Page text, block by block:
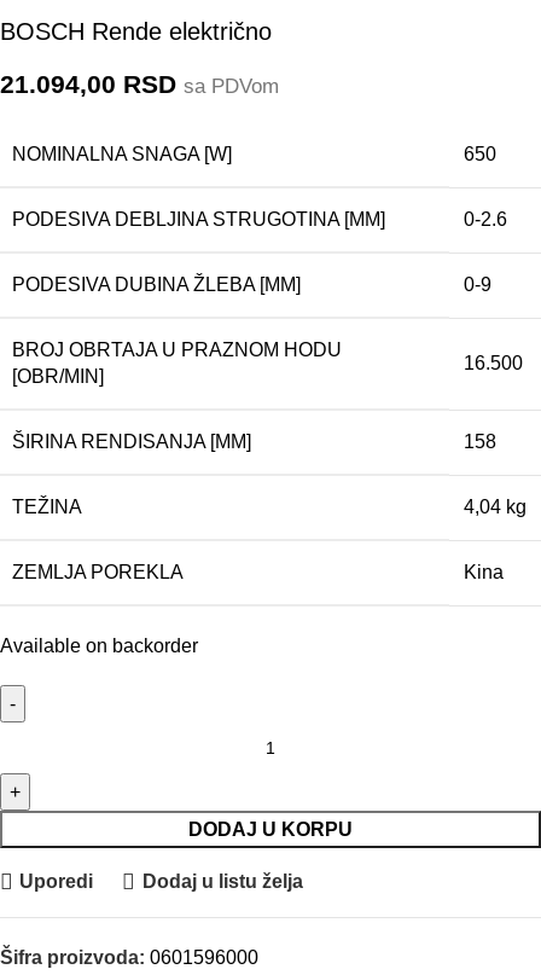
BOSCH Rende električno
21.094,00 RSD sa PDVom
NOMINALNA SNAGA [W] 650
PODESIVA DEBLJINA STRUGOTINA [MM] 0-2.6
PODESIVA DUBINA ŽLEBA [MM] 0-9
BROJ OBRTAJA U PRAZNOM HODU
[OBR/MIN]
16.500
ŠIRINA RENDISANJA [MM] 158
TEŽINA 4,04 kg
ZEMLJA POREKLA Kina
Available on backorder
BOSCH Rende električno količina
DODAJ U KORPU
Uporedi Dodaj u listu želja
Šifra proizvoda: 0601596000